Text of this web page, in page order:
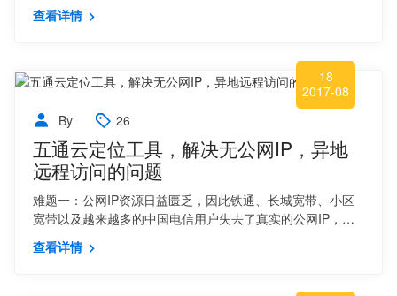
查看详情
18
2017-08
By
26
五通云定位工具，解决无公网IP，异地
远程访问的问题
难题一：公网IP资源日益匮乏，因此铁通、长城宽带、小区
宽带以及越来越多的中国电信用户失去了真实的公网IP，…
查看详情